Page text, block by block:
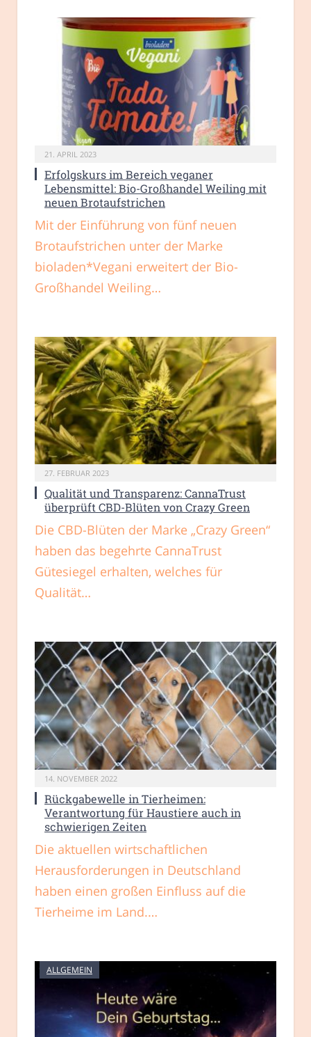
21. APRIL 2023
Erfolgskurs im Bereich veganer
Lebensmittel: Bio-Großhandel Weiling mit
neuen Brotaufstrichen
Mit der Einführung von fünf neuen
Brotaufstrichen unter der Marke
bioladen*Vegani erweitert der Bio-
Großhandel Weiling…
27. FEBRUAR 2023
Qualität und Transparenz: CannaTrust
überprüft CBD-Blüten von Crazy Green
Die CBD-Blüten der Marke „Crazy Green“
haben das begehrte CannaTrust
Gütesiegel erhalten, welches für
Qualität…
14. NOVEMBER 2022
Rückgabewelle in Tierheimen:
Verantwortung für Haustiere auch in
schwierigen Zeiten
Die aktuellen wirtschaftlichen
Herausforderungen in Deutschland
haben einen großen Einfluss auf die
Tierheime im Land.…
ALLGEMEIN